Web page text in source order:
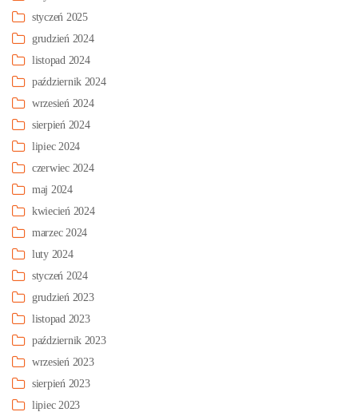
styczeń 2025
grudzień 2024
listopad 2024
październik 2024
wrzesień 2024
sierpień 2024
lipiec 2024
czerwiec 2024
maj 2024
kwiecień 2024
marzec 2024
luty 2024
styczeń 2024
grudzień 2023
listopad 2023
październik 2023
wrzesień 2023
sierpień 2023
lipiec 2023